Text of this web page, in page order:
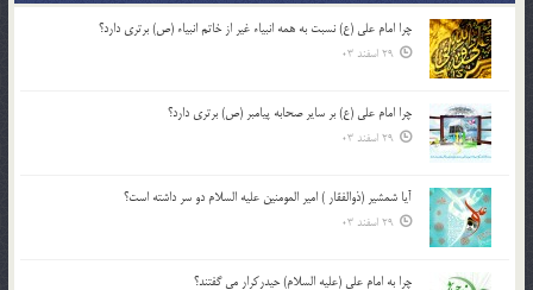
چرا امام علی (ع) نسبت به همه انبیاء غیر از خاتم انبیاء (ص) برتری دارد؟
29 اسفند 03
چرا امام علی (ع) بر سایر صحابه پیامبر (ص) برتری دارد؟
29 اسفند 03
آیا شمشیر (ذوالفقار ) امیر المومنین علیه السلام دو سر داشته است؟
29 اسفند 03
چرا به امام علی (علیه السلام) حیدرکرار می گفتند؟